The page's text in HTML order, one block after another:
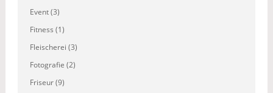
Event (3)
Fitness (1)
Fleischerei (3)
Fotografie (2)
Friseur (9)